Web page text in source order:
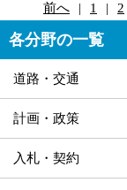
前へ | 1 | 2
各分野の一覧
道路・交通
計画・政策
入札・契約